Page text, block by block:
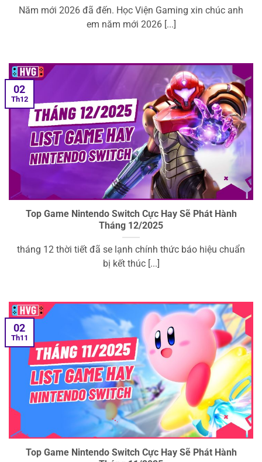
Năm mới 2026 đã đến. Học Viện Gaming xin chúc anh
em năm mới 2026 [...]
Top Game Nintendo Switch Cực Hay Sẽ Phát Hành
Tháng 12/2025
tháng 12 thời tiết đã se lạnh chính thức báo hiệu chuẩn
bị kết thúc [...]
02
Th12
Top Game Nintendo Switch Cực Hay Sẽ Phát Hành
02
Th11